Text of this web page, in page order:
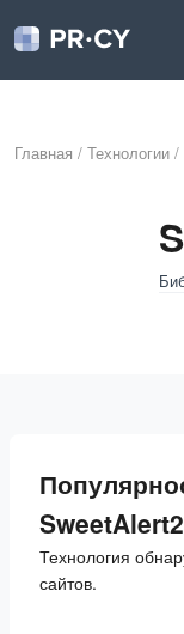
Главная / Технологии /
SweetAlert2
Технология
сайтов.